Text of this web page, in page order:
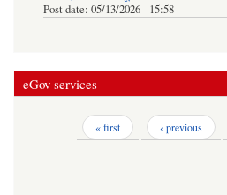
Post date: 05/13/2026 - 15:58
eGov services
« first ‹ previous